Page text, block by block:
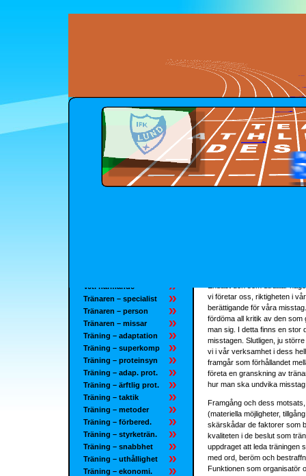
Vet. närmande
Tränaren – specialist
Tränaren – person
Tränaren – missar
Träning – adaptation
Träning – superkomp
Träning – proteinsyn
Träning – adap. prot.
Träning – ärftlig prot.
Träning – taktik
Träning – metoder
Träning – förbered.
Träning – styrketrän.
Träning – snabbhet
Träning – uthållighet
Träning – ekonomi.
vi företar oss, riktigheten i
berättigande för våra
fördöma all kritik av den som
man sig. I detta finns en stor
misstagen. Slutligen, ju
vi i vår verksamhet i dess
framgår som förhållandet
företa en granskning av
hur man ska undvika
Framgång och dess
(materiella möjligheter,
skärskådar de faktorer som
kvaliteten i de beslut som
uppdraget att leda träningen
med ord, beröm och
Funktionen som organisatör